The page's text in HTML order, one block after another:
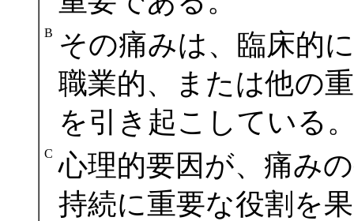
B
その痛みは、臨床的
職業的、または他の
を引き起こしている
C 心理的要因が、痛み
持続に重要な役割を